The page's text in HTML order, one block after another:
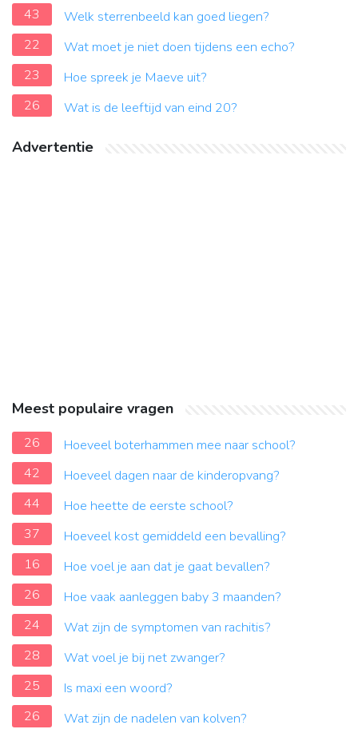
43
Welk sterrenbeeld kan goed liegen?
22
Wat moet je niet doen tijdens een echo?
23
Hoe spreek je Maeve uit?
26
Wat is de leeftijd van eind 20?
Advertentie
Meest populaire vragen
26
Hoeveel boterhammen mee naar school?
42
Hoeveel dagen naar de kinderopvang?
44
Hoe heette de eerste school?
37
Hoeveel kost gemiddeld een bevalling?
16
Hoe voel je aan dat je gaat bevallen?
26
Hoe vaak aanleggen baby 3 maanden?
24
Wat zijn de symptomen van rachitis?
28
Wat voel je bij net zwanger?
25
Is maxi een woord?
26
Wat zijn de nadelen van kolven?